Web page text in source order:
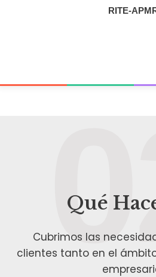
RITE-
Qué
Cubrimos las
clientes tanto en el